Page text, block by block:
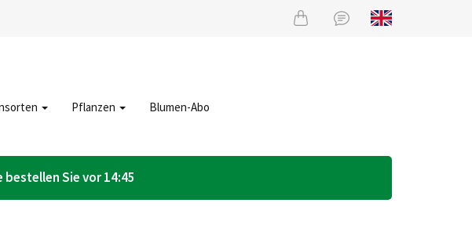
Pflanzen Blumen-Abo
Sie vor 14:45